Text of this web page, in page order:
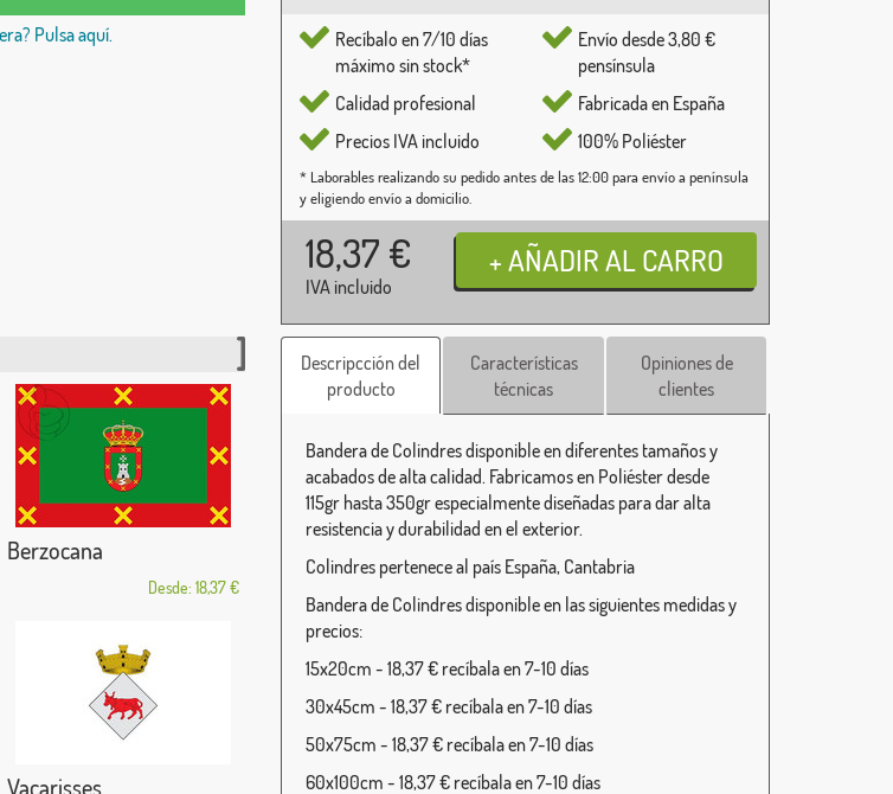
Pulsa aquí.
Recíbalo en 7/10 días
máximo sin stock*
Calidad profesional
Precios IVA incluido
Envío desde 3,80 €
pensínsula
Fabricada en España
100% Poliéster
* Laborables realizando su pedido antes de las 12:00 para envío a península
y eligiendo envío a domicilio.
18,37 €
IVA incluido
Berzocana
Desde: 18,37 €
Vacarisses
Descripcción del
producto
Características
técnicas
Opiniones de
clientes
Bandera de Colindres disponible en diferentes tamaños y
acabados de alta calidad. Fabricamos en Poliéster desde
115gr hasta 350gr especialmente diseñadas para dar alta
resistencia y durabilidad en el exterior.
Colindres pertenece al país España, Cantabria
Bandera de Colindres disponible en las siguientes medidas y
precios:
15x20cm - 18,37 € recíbala en 7-10 días
30x45cm - 18,37 € recíbala en 7-10 días
50x75cm - 18,37 € recíbala en 7-10 días
60x100cm - 18,37 € recíbala en 7-10 días